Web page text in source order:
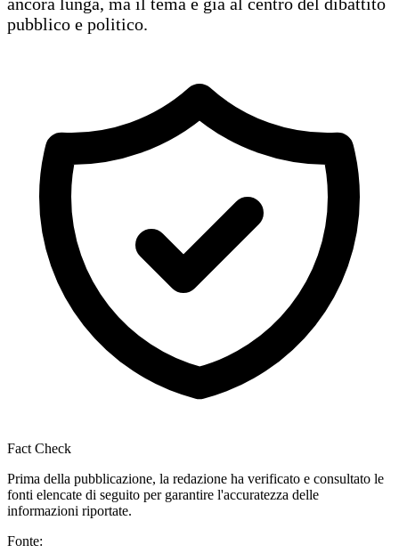
pubblico e politico.
Fact Check
Prima della pubblicazione, la redazione ha verificato e consultato le
fonti elencate di seguito per garantire l'accuratezza delle
informazioni riportate.
Fonte: